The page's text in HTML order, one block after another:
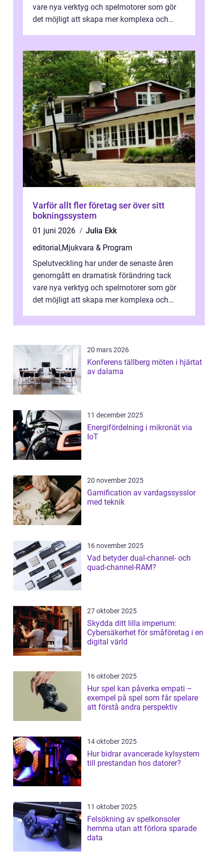
vare nya verktyg och spelmotorer som gör
det möjligt att skapa mer komplexa och
Varför allt fler företag ser över sitt
bokningssystem
01 juni 2026
Julia Ekk
editorial,Mjukvara & Program
Spelutveckling har under de senaste åren
genomgått en dramatisk förändring tack
vare nya verktyg och spelmotorer som gör
det möjligt att skapa mer komplexa och
20 mars 2026
Konferens tällberg möten i hjärtat
av dalarna
11 december 2025
Energifördelning i mikronät via
IoT
20 november 2025
Gamification av vardagssysslor
med teknik
16 november 2025
Vad betyder dual-channel- och
quad-channel-RAM?
27 oktober 2025
Skydda ditt lilla imperium:
Cybersäkerhet för småföretag i en
digital värld
16 oktober 2025
Hur spel kan påverka empati –
exempel på spel som får spelare
att förstå andra perspektiv
14 oktober 2025
Hur bidrar avancerade kylsystem
till prestandan hos datorer?
11 oktober 2025
Felsökning av spelkonsoler
hemma utan att förlora sparade
data